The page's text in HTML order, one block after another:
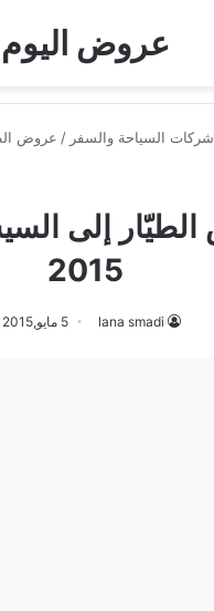
عروض اليوم
شركات السياحة والسفر / عروض
2015
lana smadi 5 مايو,2015